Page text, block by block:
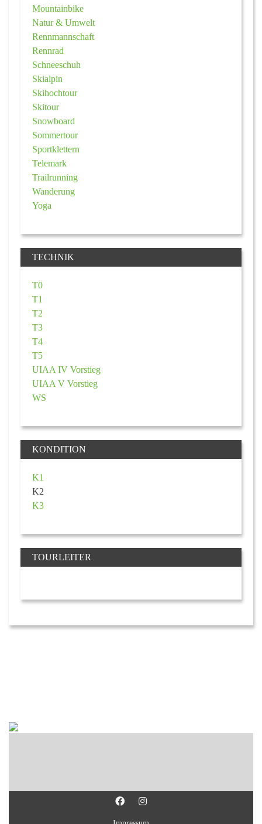
Mountainbike
Natur & Umwelt
Rennmannschaft
Rennrad
Schneeschuh
Skialpin
Skihochtour
Skitour
Snowboard
Sommertour
Sportklettern
Telemark
Trailrunning
Wanderung
Yoga
TECHNIK
T0
T1
T2
T3
T4
T5
UIAA IV Vorstieg
UIAA V Vorstieg
WS
KONDITION
K1
K2
K3
TOURLEITER